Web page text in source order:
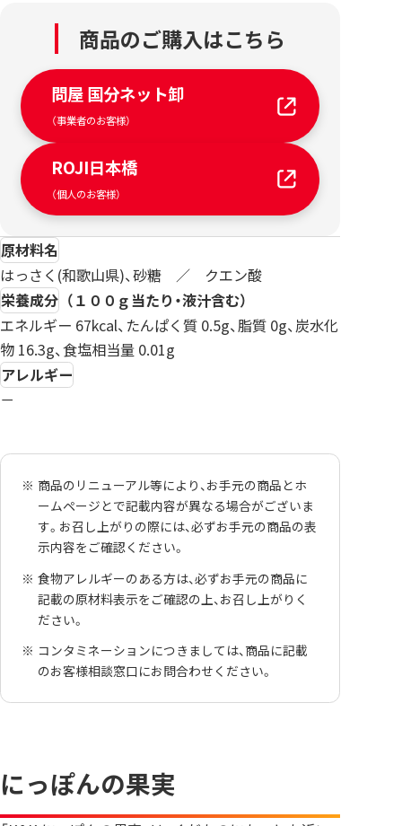
商品のご購入はこちら
問屋 国分ネット卸
（事業者のお客様）
ROJI日本橋
（個人のお客様）
原材料名
はっさく(和歌山県)、砂糖 ／ クエン酸
栄養成分 （１００ｇ当たり・液汁含む）
エネルギー 67kcal、たんぱく質 0.5g、脂質 0g、炭水化
物 16.3g、食塩相当量 0.01g
アレルギー
－
商品のリニューアル等により、お手元の商品とホ
ームページとで記載内容が異なる場合がございま
す。お召し上がりの際には、必ずお手元の商品の表
示内容をご確認ください。
食物アレルギーのある方は、必ずお手元の商品に
記載の原材料表示をご確認の上、お召し上がりく
ださい。
コンタミネーションにつきましては、商品に記載
のお客様相談窓口にお問合わせください。
にっぽんの果実